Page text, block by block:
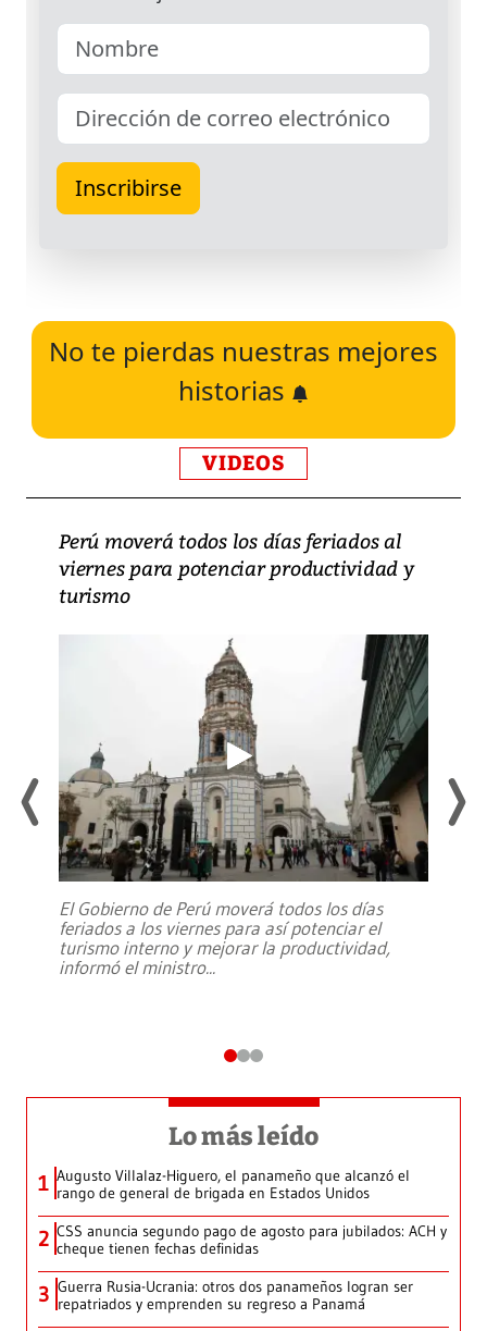
No te pierdas nuestras mejores
historias
VIDEOS
Perú moverá todos los días feriados al
viernes para potenciar productividad y
turismo
El Gobierno de Perú moverá todos los días
feriados a los viernes para así potenciar el
turismo interno y mejorar la productividad,
informó el ministro...
Lo más leído
1 Augusto Villalaz-Higuero, el panameño que alcanzó el
rango de general de brigada en Estados Unidos
2 CSS anuncia segundo pago de agosto para jubilados: ACH y
cheque tienen fechas definidas
3 Guerra Rusia-Ucrania: otros dos panameños logran ser
repatriados y emprenden su regreso a Panamá